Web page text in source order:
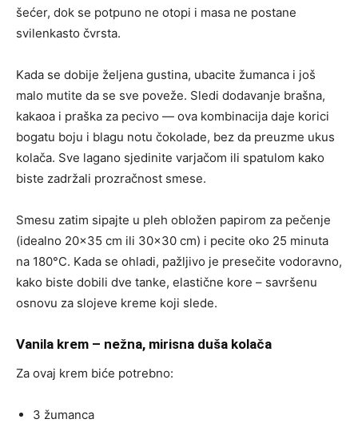
šećer, dok se potpuno ne otopi i masa ne postane
svilenkasto čvrsta.
Kada se dobije željena gustina, ubacite žumanca i još
malo mutite da se sve poveže. Sledi dodavanje brašna,
kakaoa i praška za pecivo — ova kombinacija daje korici
bogatu boju i blagu notu čokolade, bez da preuzme ukus
kolača. Sve lagano sjedinite varjačom ili spatulom kako
biste zadržali prozračnost smese.
Smesu zatim sipajte u pleh obložen papirom za pečenje
(idealno 20×35 cm ili 30×30 cm) i pecite oko 25 minuta
na 180°C. Kada se ohladi, pažljivo je presečite vodoravno,
kako biste dobili dve tanke, elastične kore – savršenu
osnovu za slojeve kreme koji slede.
Vanila krem – nežna, mirisna duša kolača
Za ovaj krem biće potrebno:
3 žumanca